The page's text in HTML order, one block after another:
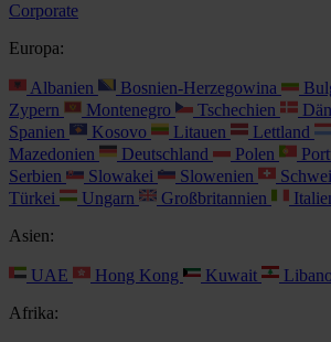
Corporate
Europa:
Albanien Bosnien-Herzegowina
Zypern
Montenegro Tschechien
Spanien
Kosovo Litauen Lettland
Mazedonien
Deutschland Polen
Serbien
Slowakei Slowenien
Türkei
Ungarn Großbritannien
Asien:
UAE Hong Kong Kuwait
Afrika: